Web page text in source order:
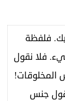
فلفظة
فلا نقول
جنس